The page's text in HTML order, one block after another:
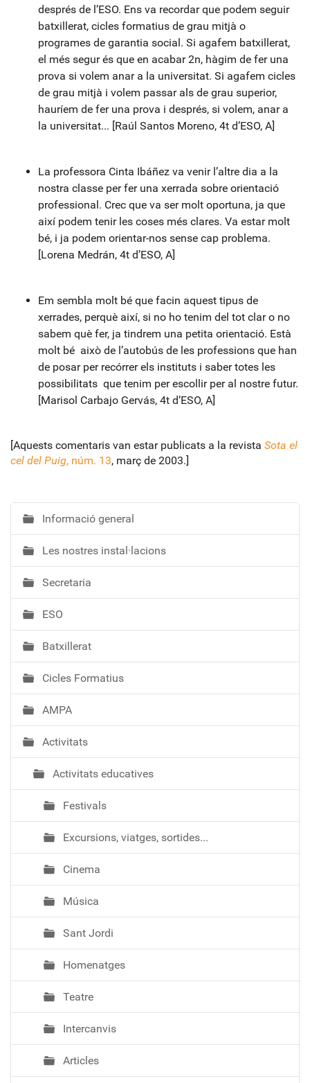
després de l’ESO. Ens va recordar que podem seguir
batxillerat, cicles formatius de grau mitjà o
programes de garantia social. Si agafem batxillerat,
el més segur és que en acabar 2n, hàgim de fer una
prova si volem anar a la universitat. Si agafem cicles
de grau mitjà i volem passar als de grau superior,
hauríem de fer una prova i després, si volem, anar a
la universitat... [Raúl Santos Moreno, 4t d’ESO, A]
La professora Cinta Ibáñez va venir l’altre dia a la
nostra classe per fer una xerrada sobre orientació
professional. Crec que va ser molt oportuna, ja que
així podem tenir les coses més clares. Va estar molt
bé, i ja podem orientar-nos sense cap problema.
[Lorena Medrán, 4t d’ESO, A]
Em sembla molt bé que facin aquest tipus de
xerrades, perquè així, si no ho tenim del tot clar o no
sabem què fer, ja tindrem una petita orientació. Està
molt bé això de l’autobús de les professions que han
de posar per recórrer els instituts i saber totes les
possibilitats que tenim per escollir per al nostre futur.
[Marisol Carbajo Gervás, 4t d’ESO, A]
[Aquests comentaris van estar publicats a la revista Sota el
cel del Puig, núm. 13, març de 2003.]
N
a
v
e
g
a
c
ó
Informació general
Les nostres instal·lacions
Secretaria
ESO
Batxillerat
Cicles Formatius
AMPA
Activitats
Activitats educatives
Festivals
Excursions, viatges, sortides...
Cinema
Música
Sant Jordi
Homenatges
Teatre
Intercanvis
Articles